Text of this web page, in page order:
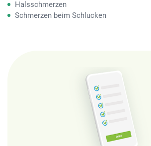
Halsschmerzen
Schmerzen beim Schlucken